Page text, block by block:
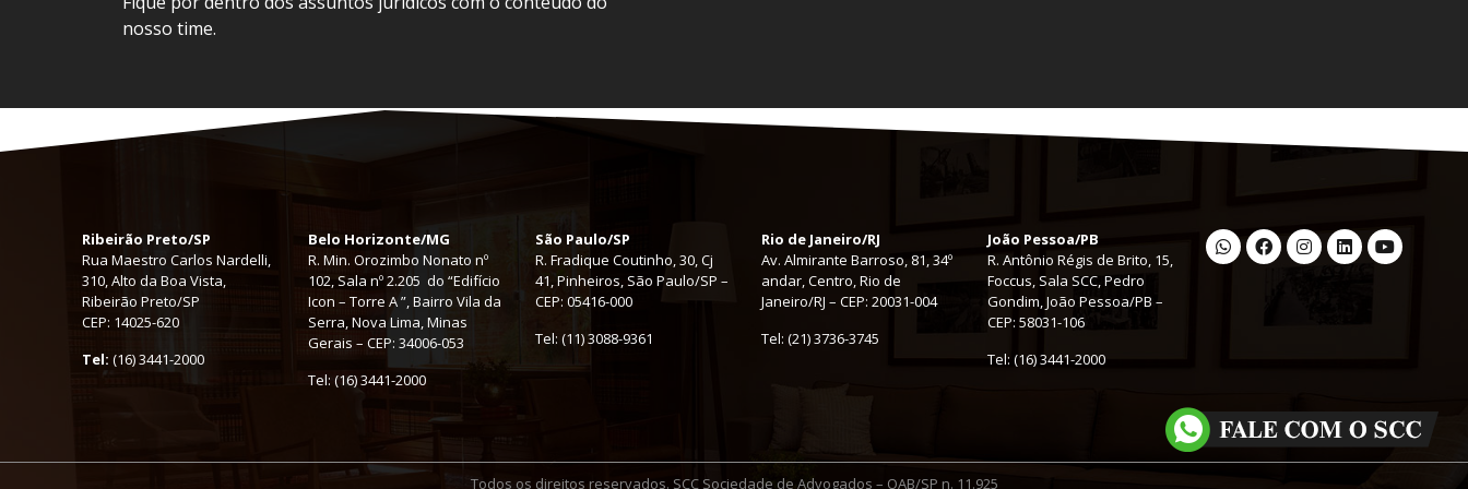
nosso time.
Ribeirão Preto/SP
Rua Maestro Carlos Nardelli,
310, Alto da Boa Vista,
Ribeirão Preto/SP
CEP: 14025-620
Tel: (16) 3441-2000
Belo Horizonte/MG
R. Min. Orozimbo Nonato nº
102, Sala nº 2.205 do “Edifício
Icon – Torre A ”, Bairro Vila da
Serra, Nova Lima, Minas
Gerais – CEP: 34006-053
Tel: (16) 3441-2000
São Paulo/SP
R. Fradique Coutinho, 30, Cj
41, Pinheiros, São Paulo/SP –
CEP: 05416-000
Tel: (11) 3088-9361
Rio de Janeiro/RJ
Av. Almirante Barroso, 81, 34º
andar, Centro, Rio de
Janeiro/RJ – CEP: 20031-004
Tel: (21) 3736-3745
João Pessoa/PB
R. Antônio Régis de Brito, 15,
Foccus, Sala SCC, Pedro
Gondim, João Pessoa/PB –
CEP: 58031-106
Tel: (16) 3441-2000
Todos os direitos reservados. SCC Sociedade de Advogados – OAB/SP n. 11.925